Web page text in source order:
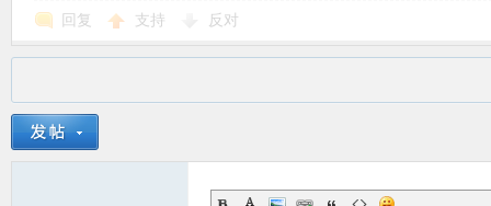
回复 支持 反对